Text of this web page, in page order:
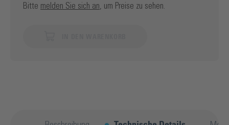
Bitte melden Sie sich an , um Preise zu sehen.